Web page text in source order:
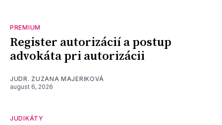
PREMIUM
Register autorizácií a postup
advokáta pri autorizácii
JUDR. ZUZANA MAJERIKOVÁ
august 6, 2026
JUDIKÁTY